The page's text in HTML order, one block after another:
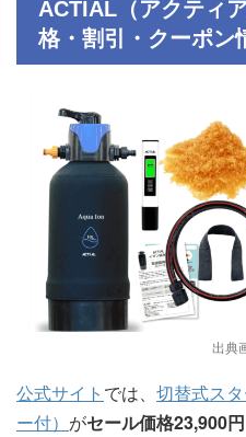
ACTIAL（アクティ
格・割引・クーポン
出典
公式サイト では、 切替式ス
ー付） がセール価格23,900円